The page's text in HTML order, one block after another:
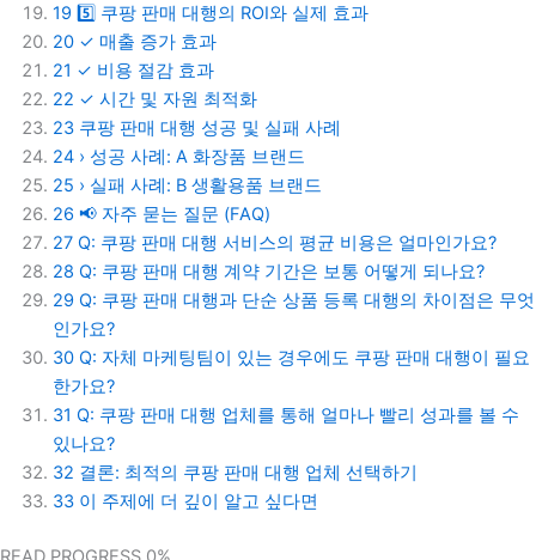
19 5️⃣ 쿠팡 판매 대행의 ROI와 실제 효과
20 ✓ 매출 증가 효과
21 ✓ 비용 절감 효과
22 ✓ 시간 및 자원 최적화
23 쿠팡 판매 대행 성공 및 실패 사례
24 › 성공 사례: A 화장품 브랜드
25 › 실패 사례: B 생활용품 브랜드
26 📢 자주 묻는 질문 (FAQ)
27 Q: 쿠팡 판매 대행 서비스의 평균 비용은 얼마인가요?
28 Q: 쿠팡 판매 대행 계약 기간은 보통 어떻게 되나요?
29 Q: 쿠팡 판매 대행과 단순 상품 등록 대행의 차이점은 무엇
인가요?
30 Q: 자체 마케팅팀이 있는 경우에도 쿠팡 판매 대행이 필요
한가요?
31 Q: 쿠팡 판매 대행 업체를 통해 얼마나 빨리 성과를 볼 수
있나요?
32 결론: 최적의 쿠팡 판매 대행 업체 선택하기
33 이 주제에 더 깊이 알고 싶다면